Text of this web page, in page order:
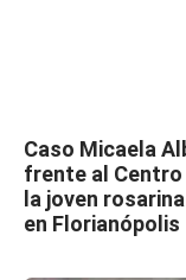
Caso Micaela
frente al Centro
la joven
en Florianópolis